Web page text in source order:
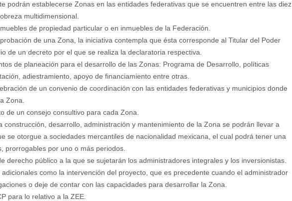
podrán establecerse Zonas en las entidades federativas que se encuentren entre las diez
multidimensional.
de propiedad particular o en inmuebles de la Federación.
de una Zona, la iniciativa contempla que ésta corresponde al Titular del Poder
de un decreto por el que se realiza la declaratoria respectiva.
de planeación para el desarrollo de las Zonas: Programa de Desarrollo, políticas
adiestramiento, apoyo de financiamiento entre otras.
de un convenio de coordinación con las entidades federativas y municipios donde
Zona.
de un consejo consultivo para cada Zona.
construcción, desarrollo, administración y mantenimiento de la Zona se podrán llevar a
se otorgue a sociedades mercantiles de nacionalidad mexicana, el cual podrá tener una
prorrogables por uno o más periodos.
derecho público a la que se sujetarán los administradores integrales y los inversionistas.
como la intervención del proyecto, que es precedente cuando el administrador
o deje de contar con las capacidades para desarrollar la Zona.
para lo relativo a la ZEE.